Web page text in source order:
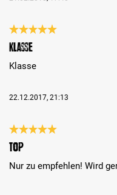
Bewertung mit 5 von 5
Klasse
Klasse
22.12.2017, 21:13
Bewertung mit 5 von 5
top
Nur zu empfehlen! Wird